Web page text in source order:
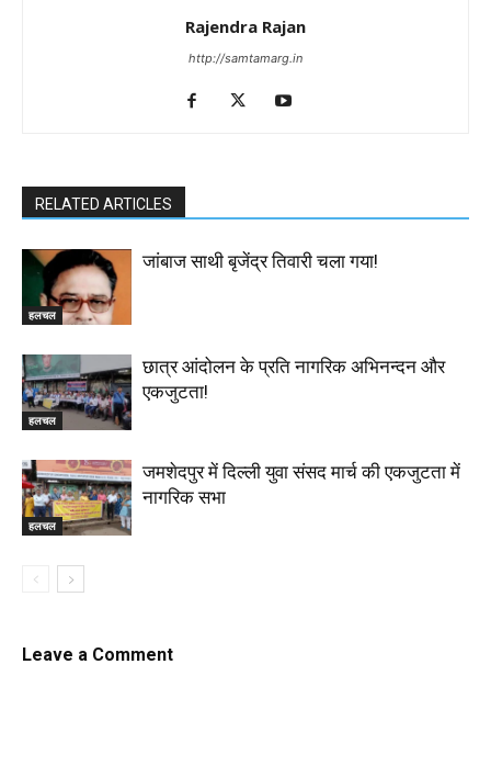
Rajendra Rajan
http://samtamarg.in
RELATED ARTICLES
हलचल
जांबाज साथी बृजेंद्र तिवारी चला गया!
हलचल
छात्र आंदोलन के प्रति नागरिक अभिनन्दन और
एकजुटता!
हलचल
जमशेदपुर में दिल्ली युवा संसद मार्च की एकजुटता में
नागरिक सभा
Leave a Comment